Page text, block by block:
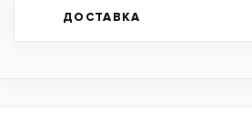
ДОСТАВКА